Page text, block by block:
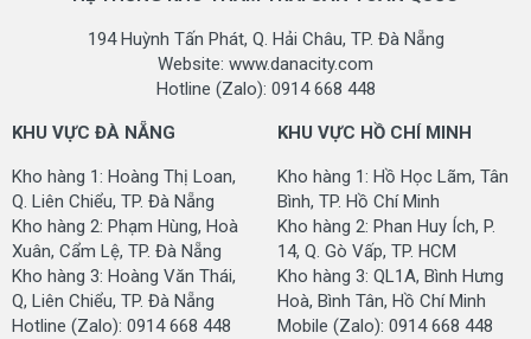
biệt thự
- Sử dụng lót sàn cho các công trình cao cấp khác như
Tên mã SP (Product code):
QM-G10
Mã dạng:
QMM250
Kích thước cuộn (Roll Size):
4m x 30m
Chất liệu sợi (Pile Fiber):
100% Polypropylene
194 Huỳnh Tấn Phát, Q. Hải Châu, TP. Đà Nẵng
Website: www.danacity.com
Hotline (Zalo): 0914 668 448
KHU VỰC ĐÀ NẴNG
Kho hàng 1: Hoàng Thị Loan,
Q. Liên Chiểu, TP. Đà Nẵng
Kho hàng 2: Phạm Hùng, Hoà
Xuân, Cẩm Lệ, TP. Đà Nẵng
Kho hàng 3: Hoàng Văn Thái,
Q, Liên Chiểu, TP. Đà Nẵng
Hotline (Zalo): 0914 668 448
KHU VỰC HỒ CHÍ MINH
Kho hàng 1: Hồ Học Lãm, Tân
Bình, TP. Hồ Chí Minh
Kho hàng 2: Phan Huy Ích, P.
14, Q. Gò Vấp, TP. HCM
Kho hàng 3: QL1A, Bình Hưng
Hoà, Bình Tân, Hồ Chí Minh
Mobile (Zalo): 0914 668 448